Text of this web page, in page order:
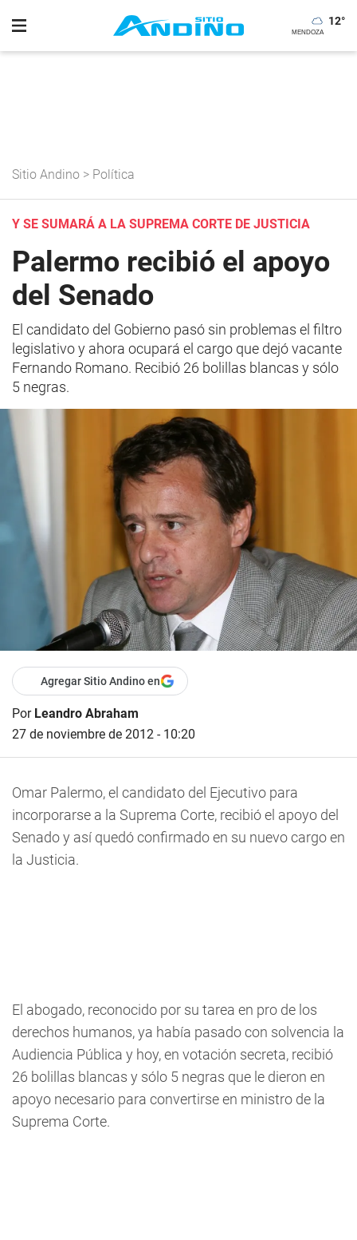
12°
Sitio Andino > Política
Y SE SUMARÁ A LA SUPREMA CORTE DE JUSTICIA
Palermo recibió el apoyo
del Senado
El candidato del Gobierno pasó sin problemas el filtro
legislativo y ahora ocupará el cargo que dejó vacante
Fernando Romano. Recibió 26 bolillas blancas y sólo
5 negras.
Agregar Sitio Andino en
Por Leandro Abraham
27 de noviembre de 2012 - 10:20
Omar Palermo, el candidato del Ejecutivo para
incorporarse a la Suprema Corte, recibió el apoyo del
Senado y así quedó confirmado en su nuevo cargo en
la Justicia.
El abogado, reconocido por su tarea en pro de los
derechos humanos, ya había pasado con solvencia la
Audiencia Pública y hoy, en votación secreta, recibió
26 bolillas blancas y sólo 5 negras que le dieron en
apoyo necesario para convertirse en ministro de la
Suprema Corte.